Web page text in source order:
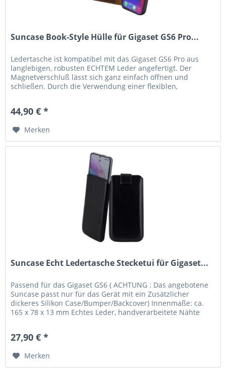
Suncase Book-Style Hülle für Gigaset GS6 Pro...
Ledertasche ist kompatibel mit das Gigaset GS6 Pro aus
langlebigen, robusten ECHTEM Leder angefertigt. Der
Magnetverschluß lässt sich ganz einfach öffnen und
schließen. Durch die Verwendung einer flexiblen,
44,90 € *
Merken
Suncase Echt Ledertasche Stecketui für Gigaset...
Passend für das Gigaset GS6 ( ACHTUNG : Das angebotene
Suncase passt nur für das Gerät mit ein Zusätzlicher
dickeres Silikon Case/Bumper/Backcover) Innenmaße: ca.
165 x 78 x 13 mm Echtes Leder, handverarbeitete Nähte
27,90 € *
Merken